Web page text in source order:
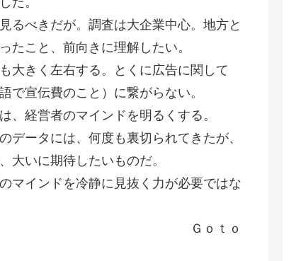
るべきだが。調査は大企業中心。地方と
たこと、前向きに理解したい。
大きく左右する。とくに広告に関して
で宣伝費のこと）に繋がらない。
、経営者のマインドを明るくする。
データには、何度も裏切られてきたが、
大いに期待したいものだ。
マインドを冷静に見抜く力が必要ではな
ｏ